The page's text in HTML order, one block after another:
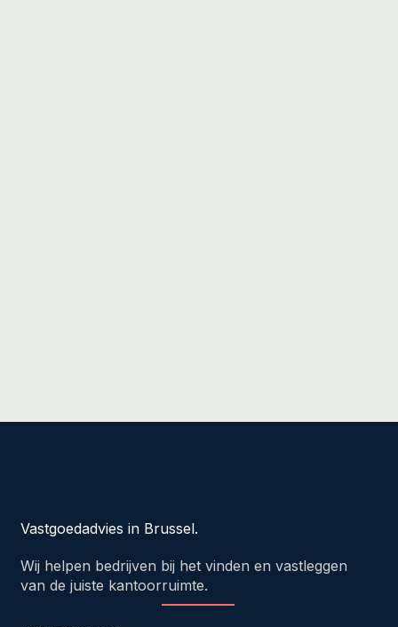
Vastgoedadvies in Brussel.
Wij helpen bedrijven bij het vinden en vastleggen
van de juiste kantoorruimte.